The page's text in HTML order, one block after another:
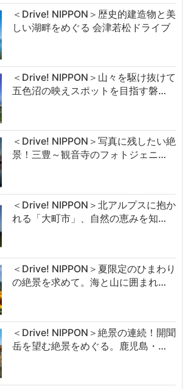
＜Drive! NIPPON＞歴史的建造物と美
しい湖畔をめぐる 会津若松ドライブ
＜Drive! NIPPON＞山々を駆け抜けて
五色沼の映えスポットを目指す磐…
＜Drive! NIPPON＞写真に残したい絶
景！三豊～観音寺のフォトジェニ…
＜Drive! NIPPON＞北アルプスに抱か
れる「大町市」、自然の恵みを知…
＜Drive! NIPPON＞夏限定のひまわり
の絶景を求めて。海と山に囲まれ…
＜Drive! NIPPON＞絶景の連続！開聞
岳を望む絶景をめぐる。鹿児島・…